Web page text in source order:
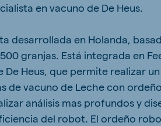
en vacuno de De Heus.
desarrollada en Holanda,
granjas. Está integrada en
Heus, que permite realizar
de vacuno de Leche con
análisis mas profundos y
del robot. El ordeño